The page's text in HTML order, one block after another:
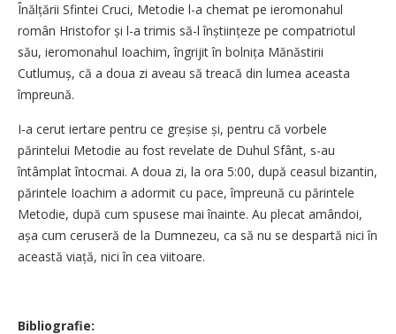
Înălțării Sfintei Cruci, Metodie l-a chemat pe ieromonahul
român Hristofor și l-a trimis să-l înștiințeze pe compatriotul
său, ieromonahul Ioachim, îngrijit în bolnița Mănăstirii
Cutlumuș, că a doua zi aveau să treacă din lumea aceasta
împreună.
I-a cerut iertare pentru ce greșise și, pentru că vorbele
părintelui Metodie au fost revelate de Duhul Sfânt, s-au
întâmplat întocmai. A doua zi, la ora 5:00, după ceasul bizantin,
părintele Ioachim a adormit cu pace, împreună cu părintele
Metodie, după cum spusese mai îna­inte. Au plecat amândoi,
așa cum ceruseră de la Dumnezeu, ca să nu se despartă nici în
această viață, nici în cea viitoare.
Bibliografie: